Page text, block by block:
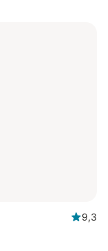
9,3